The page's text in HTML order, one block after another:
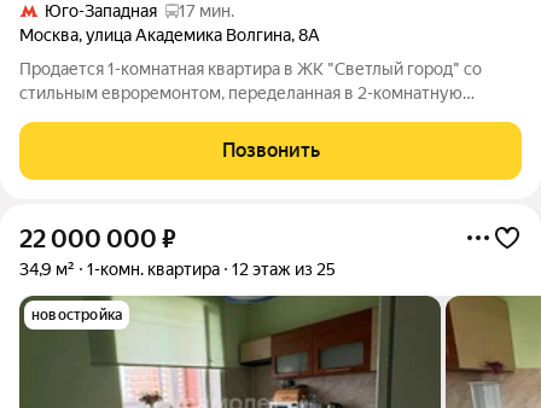
Юго-Западная
17 мин.
Москва,улица Академика Волгина,8А
Продается 1-комнатная квартира в ЖК "Светлый город" со
стильным евроремонтом, переделанная в 2-комнатную
оборудована всей необходимой мебелью и бытовой техникой.
Никаких долгов или обременений.
Позвонить
22 000 000 ₽
34,9 м² 1-комн. квартира 12 этаж из 25
новостройка